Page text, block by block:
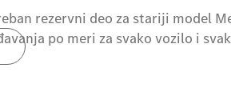
rezervni deo za stariji model
po meri za svako vozilo i